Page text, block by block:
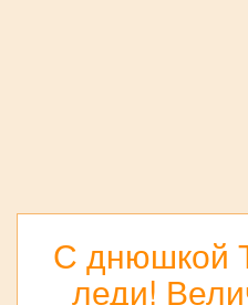
С днюшкой
леди!